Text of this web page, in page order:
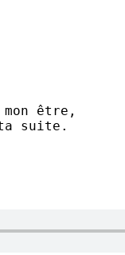
être,
suite.